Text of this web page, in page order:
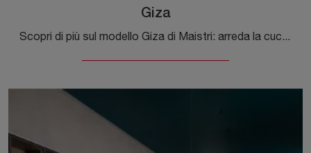
Giza
Scopri di più sul modello Giza di Maistri: arreda la cucina con la soluzione in legno che fa per te.